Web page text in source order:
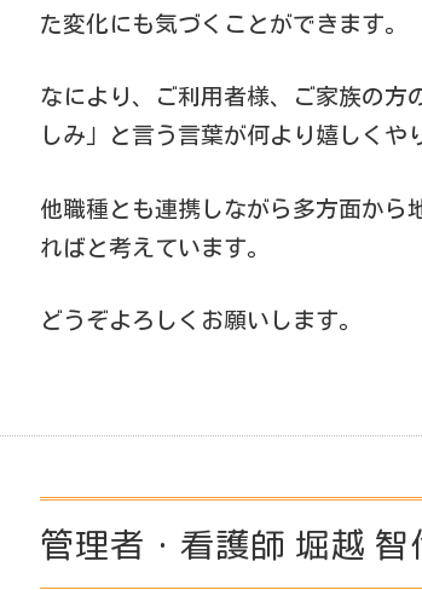
た変化にも気づくことができます。
なにより、ご利用者様、ご家族の方
しみ」と言う言葉が何より嬉しくや
他職種とも連携しながら多方面から
ればと考えています。
どうぞよろしくお願いします。
管理者・看護師 堀越 智